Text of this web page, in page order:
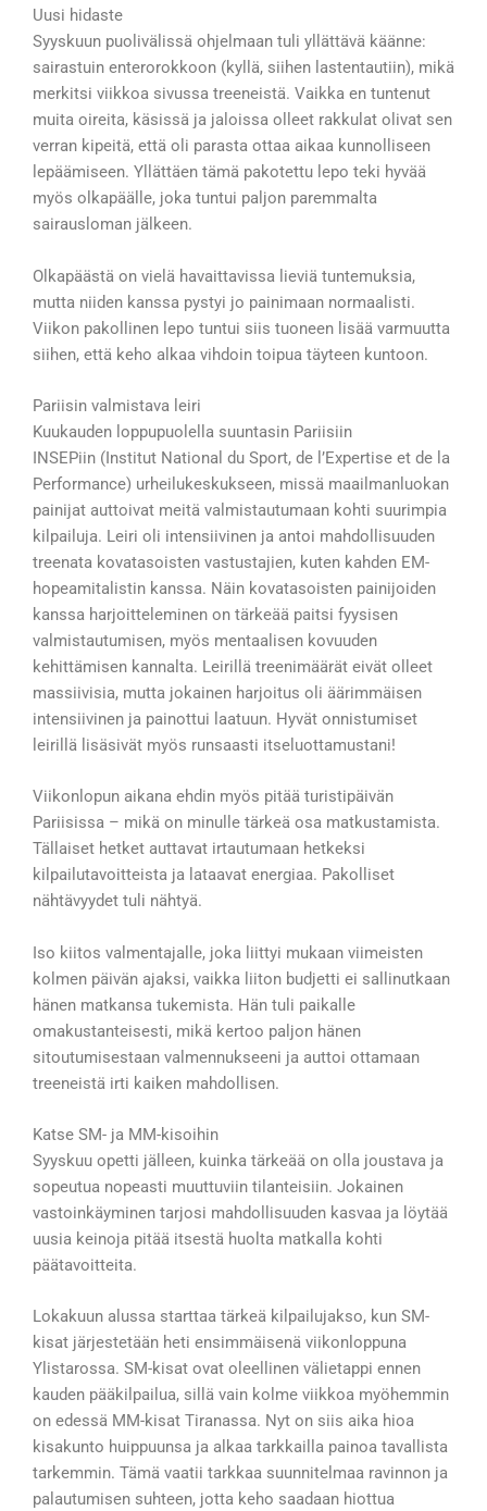
Uusi hidaste
Syyskuun puolivälissä ohjelmaan tuli yllättävä käänne:
sairastuin enterorokkoon (kyllä, siihen lastentautiin), mikä
merkitsi viikkoa sivussa treeneistä. Vaikka en tuntenut
muita oireita, käsissä ja jaloissa olleet rakkulat olivat sen
verran kipeitä, että oli parasta ottaa aikaa kunnolliseen
lepäämiseen. Yllättäen tämä pakotettu lepo teki hyvää
myös olkapäälle, joka tuntui paljon paremmalta
sairausloman jälkeen.
Olkapäästä on vielä havaittavissa lieviä tuntemuksia,
mutta niiden kanssa pystyi jo painimaan normaalisti.
Viikon pakollinen lepo tuntui siis tuoneen lisää varmuutta
siihen, että keho alkaa vihdoin toipua täyteen kuntoon.
Pariisin valmistava leiri
Kuukauden loppupuolella suuntasin Pariisiin
INSEPiin (Institut National du Sport, de l’Expertise et de la
Performance) urheilukeskukseen, missä maailmanluokan
painijat auttoivat meitä valmistautumaan kohti suurimpia
kilpailuja. Leiri oli intensiivinen ja antoi mahdollisuuden
treenata kovatasoisten vastustajien, kuten kahden EM-
hopeamitalistin kanssa. Näin kovatasoisten painijoiden
kanssa harjoitteleminen on tärkeää paitsi fyysisen
valmistautumisen, myös mentaalisen kovuuden
kehittämisen kannalta. Leirillä treenimäärät eivät olleet
massiivisia, mutta jokainen harjoitus oli äärimmäisen
intensiivinen ja painottui laatuun. Hyvät onnistumiset
leirillä lisäsivät myös runsaasti itseluottamustani!
Viikonlopun aikana ehdin myös pitää turistipäivän
Pariisissa – mikä on minulle tärkeä osa matkustamista.
Tällaiset hetket auttavat irtautumaan hetkeksi
kilpailutavoitteista ja lataavat energiaa. Pakolliset
nähtävyydet tuli nähtyä.
Iso kiitos valmentajalle, joka liittyi mukaan viimeisten
kolmen päivän ajaksi, vaikka liiton budjetti ei sallinutkaan
hänen matkansa tukemista. Hän tuli paikalle
omakustanteisesti, mikä kertoo paljon hänen
sitoutumisestaan valmennukseeni ja auttoi ottamaan
treeneistä irti kaiken mahdollisen.
Katse SM- ja MM-kisoihin
Syyskuu opetti jälleen, kuinka tärkeää on olla joustava ja
sopeutua nopeasti muuttuviin tilanteisiin. Jokainen
vastoinkäyminen tarjosi mahdollisuuden kasvaa ja löytää
uusia keinoja pitää itsestä huolta matkalla kohti
päätavoitteita.
Lokakuun alussa starttaa tärkeä kilpailujakso, kun SM-
kisat järjestetään heti ensimmäisenä viikonloppuna
Ylistarossa. SM-kisat ovat oleellinen välietappi ennen
kauden pääkilpailua, sillä vain kolme viikkoa myöhemmin
on edessä MM-kisat Tiranassa. Nyt on siis aika hioa
kisakunto huippuunsa ja alkaa tarkkailla painoa tavallista
tarkemmin. Tämä vaatii tarkkaa suunnitelmaa ravinnon ja
palautumisen suhteen, jotta keho saadaan hiottua